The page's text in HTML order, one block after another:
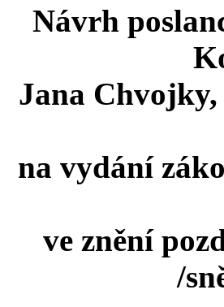
Návrh
Jana
na vydání
ve znění
/